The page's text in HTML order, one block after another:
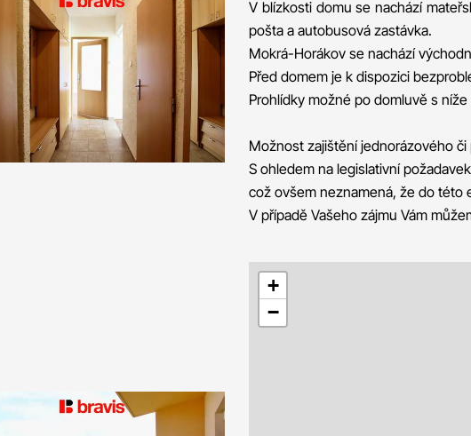
V blízkosti domu se nachází
pošta a autobusová zastávka.
Mokrá-Horákov se nachází
Před domem je k dispozici
Prohlídky možné po domluvě s
Možnost zajištění jednorázového
S ohledem na legislativní
což ovšem neznamená, že do této
V případě Vašeho zájmu Vám
+
−